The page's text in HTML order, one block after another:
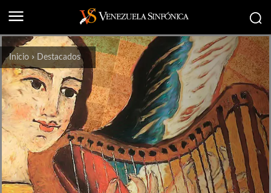
Inicio Destacados